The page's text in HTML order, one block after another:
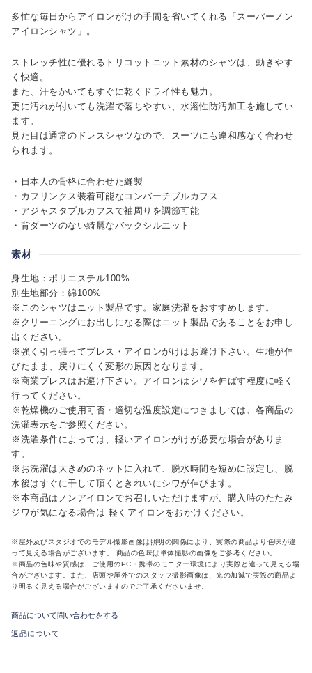
多忙な毎日からアイロンがけの手間を省いてくれる「スーパーノン
アイロンシャツ」。
ストレッチ性に優れるトリコットニット素材のシャツは、動きやす
く快適。
また、汗をかいてもすぐに乾くドライ性も魅力。
更に汚れが付いても洗濯で落ちやすい、水溶性防汚加工を施してい
ます。
見た目は通常のドレスシャツなので、スーツにも違和感なく合わせ
られます。
・日本人の骨格に合わせた縫製
・カフリンクス装着可能なコンバーチブルカフス
・アジャスタブルカフスで袖周りを調節可能
・背ダーツのない綺麗なバックシルエット
素材
身生地：ポリエステル100%
別生地部分：綿100%
※このシャツはニット製品です。家庭洗濯をおすすめします。
※クリーニングにお出しになる際はニット製品であることをお申し
出ください。
※強く引っ張ってプレス・アイロンがけはお避け下さい。生地が伸
びたまま、戻りにくく変形の原因となります。
※商業プレスはお避け下さい。アイロンはシワを伸ばす程度に軽く
行ってください。
※乾燥機のご使用可否・適切な温度設定につきましては、各商品の
洗濯表示をご参照ください。
※洗濯条件によっては、軽いアイロンがけが必要な場合がありま
す。
※お洗濯は大きめのネットに入れて、脱水時間を短めに設定し、脱
水後はすぐに干して頂くときれいにシワが伸びます。
※本商品はノンアイロンでお召しいただけますが、購入時のたたみ
ジワが気になる場合は 軽くアイロンをおかけください。
※屋外及びスタジオでのモデル撮影画像は照明の関係により、実際の商品より色味が違
って見える場合がございます。 商品の色味は単体撮影の画像をご参考ください。
※商品の色味や質感は、ご使用のPC・携帯のモニター環境により実際と違って見える場
合がございます。また、店頭や屋外でのスタッフ撮影画像は、光の加減で実際の商品よ
り明るく見える場合がございますのでご了承くださいませ。
商品について問い合わせをする
返品について